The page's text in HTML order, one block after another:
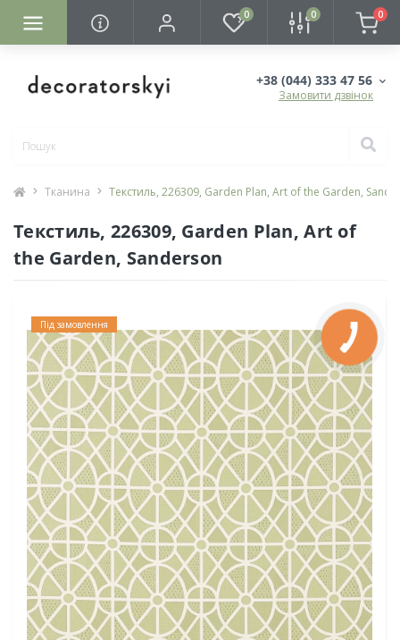
0 0 0
+38 (044) 333 47 56
Замовити дзвінок
Тканина Текстиль, 226309, Garden Plan, Art of the Garden,
Текстиль, 226309, Garden Plan, Art of
the Garden, Sanderson
Під замовлення